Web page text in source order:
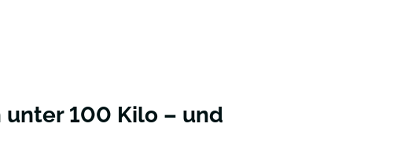
100 Kilo – und